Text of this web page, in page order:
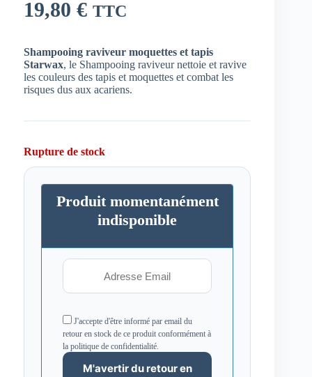
19,80 € TTC
Shampooing raviveur moquettes et tapis
Starwax, le Shampooing raviveur nettoie et ravive
les couleurs des tapis et moquettes et combat les
risques dus aux acariens.
Rupture de stock
Produit momentanément
indisponible
J'accepte d'être informé par email du
retour en stock de ce produit conformément à
la politique de confidentialité.